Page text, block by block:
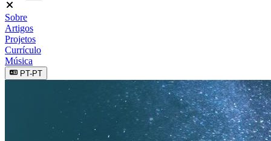
Sobre
Artigos
Projetos
Currículo
Música
PT-PT